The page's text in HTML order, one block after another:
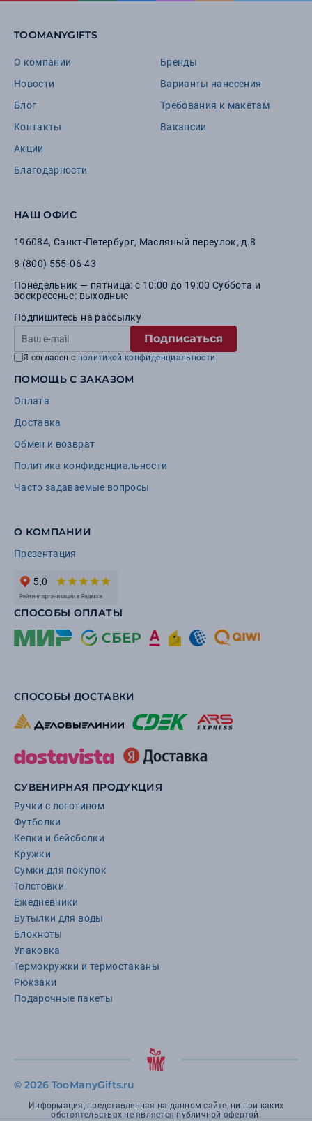
TOOMANYGIFTS
О компании
Новости
Блог
Контакты
Акции
Благодарности
Бренды
Варианты нанесения
Требования к макетам
Вакансии
НАШ ОФИС
196084, Санкт-Петербург, Масляный переулок, д.8
8 (800) 555-06-43
Понедельник — пятница: с 10:00 до 19:00 Суббота и
воскресенье: выходные
Подпишитесь на рассылку
Подписаться
Я согласен с политикой конфиденциальности
ПОМОЩЬ С ЗАКАЗОМ
Оплата
Доставка
Обмен и возврат
Политика конфиденциальности
Часто задаваемые вопросы
О КОМПАНИИ
Презентация
СПОСОБЫ ОПЛАТЫ
СПОСОБЫ ДОСТАВКИ
СУВЕНИРНАЯ ПРОДУКЦИЯ
Ручки с логотипом
Футболки
Кепки и бейсболки
Кружки
Сумки для покупок
Толстовки
Ежедневники
Бутылки для воды
Блокноты
Упаковка
Термокружки и термостаканы
Рюкзаки
Подарочные пакеты
© 2026 TooManyGifts.ru
Информация, представленная на данном сайте, ни при каких
обстоятельствах не является публичной офертой.